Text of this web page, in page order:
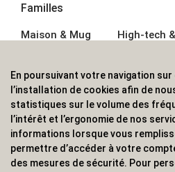
Familles
Maison & Mug
Écriture
Bagagerie sacs
High-tech &
Sport &
Outdoor
Enfant
ALVS, fournisseur d'objets
En poursuivant votre navigation
l’installation de cookies afin de
statistiques sur le volume des
l’intérêt et l’ergonomie de nos
informations lorsque vous
permettre d’accéder à votre
des mesures de sécurité. Pour